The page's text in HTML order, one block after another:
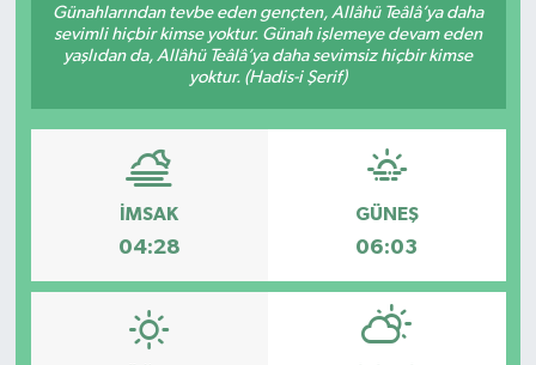
Günahlarından tevbe eden gençten, Allâhü Teâlâ’ya daha
sevimli hiçbir kimse yoktur. Günah işlemeye devam eden
yaşlıdan da, Allâhü Teâlâ’ya daha sevimsiz hiçbir kimse
yoktur. (Hadis-i Şerif)
İMSAK
04:28
GÜNEŞ
06:03